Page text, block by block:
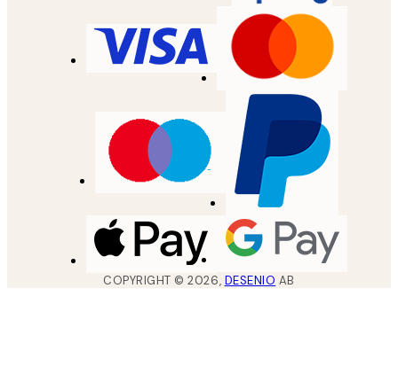
COPYRIGHT ©2026, DESENIO AB